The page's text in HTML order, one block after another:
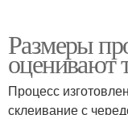
Размеры
оценивают
Процесс
склеивание с